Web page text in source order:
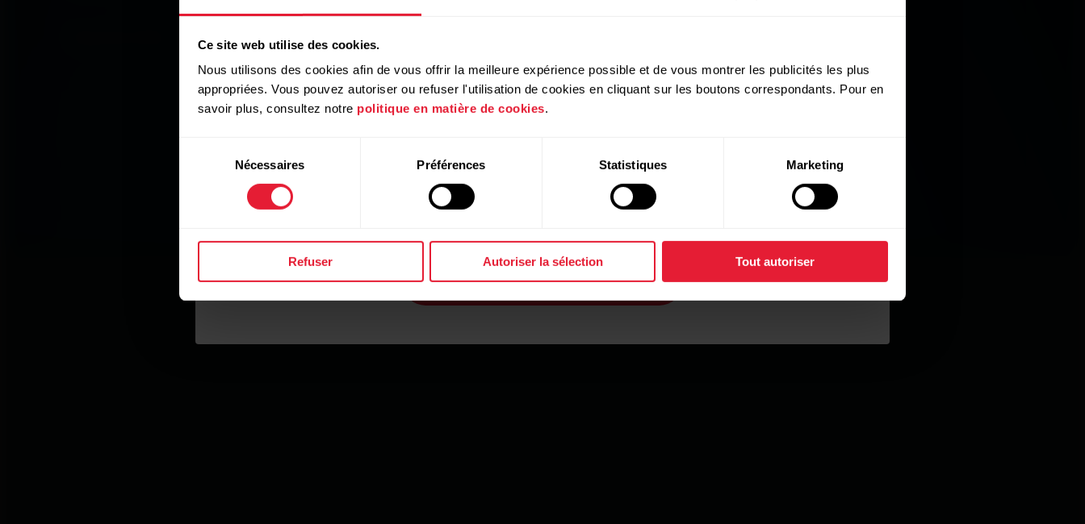
Ce site web utilise des cookies.
Nous utilisons des cookies afin de vous offrir la meilleure expérience possible et de vous montrer les publicités les plus
appropriées. Vous pouvez autoriser ou refuser l'utilisation de cookies en cliquant sur les boutons correspondants. Pour en
savoir plus, consultez notre politique en matière de cookies.
consentement
Nécessaires Préférences Statistiques Marketing
Refuser Autoriser la sélection Tout autoriser
Outil de recherche de produits Polar